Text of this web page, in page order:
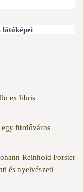
látóképei
ex libris
fürdőváros
Reinhold Forster
és nyelvészeti